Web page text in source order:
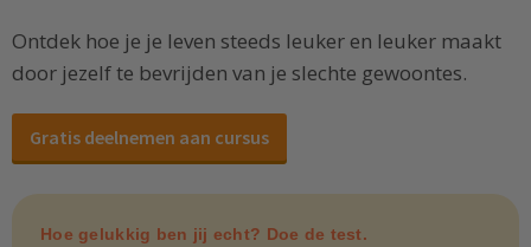
Ontdek hoe je je leven steeds leuker en leuker maakt
door jezelf te bevrijden van je slechte gewoontes.
Gratis deelnemen aan cursus
Hoe gelukkig ben jij echt? Doe de test.